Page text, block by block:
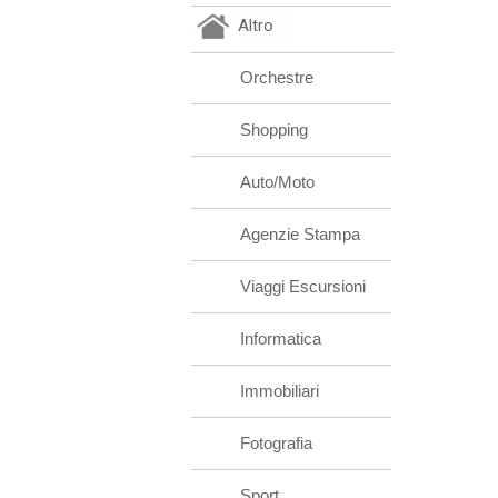
Altro
Orchestre
Shopping
Auto/Moto
Agenzie Stampa
Viaggi Escursioni
Informatica
Immobiliari
Fotografia